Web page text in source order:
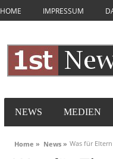
HOME IMPRESSUM
NEWS MEDIEN
Home » News » Was für